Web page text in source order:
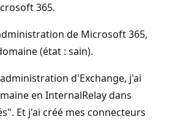
365.
de Microsoft 365,
(état : sain).
d'Exchange, j'ai
en InternalRelay dans
Et j'ai créé mes connecteurs